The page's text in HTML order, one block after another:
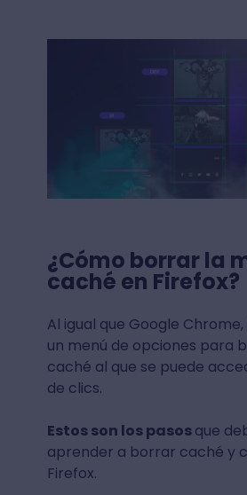
¿Cómo borrar la
caché en Firefox?
Al igual que Google
un menú de opciones para
caché al que se puede
de clics.
Estos son los pasosque
aprender a borrar caché y
Firefox.